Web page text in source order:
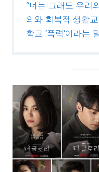
“너는 그래도 우리
의와 회복적 생활
학교 ‘폭력’이라는